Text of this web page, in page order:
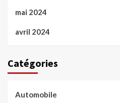
mai 2024
avril 2024
Catégories
Automobile